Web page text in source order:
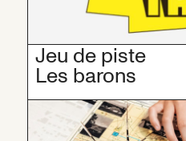
Jeu de piste
Les barons